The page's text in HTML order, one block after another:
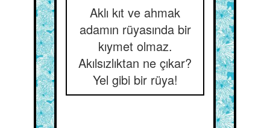
Aklı kıt ve ahmak
adamın rüyasında bir
kıymet olmaz.
Akılsızlıktan ne çıkar?
Yel gibi bir rüya!